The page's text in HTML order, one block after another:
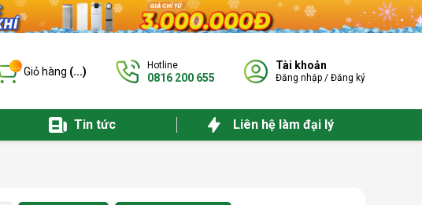
... Giỏ hàng (...) Hotline
0816 200 655
Tài khoản
Đăng nhập / Đăng ký
Tin tức Liên hệ làm đại lý